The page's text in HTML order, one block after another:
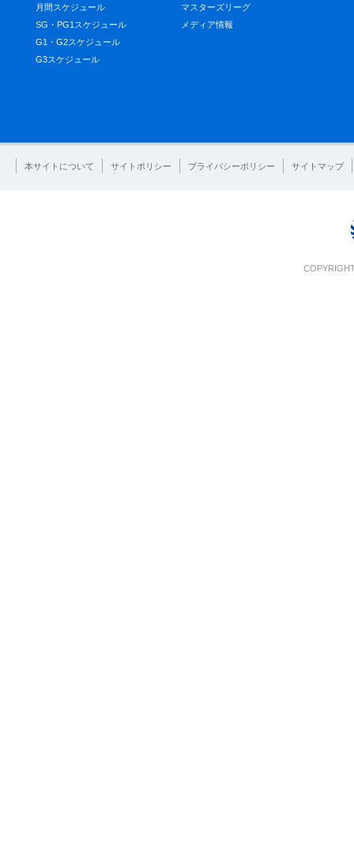
月間スケジュール
SG・PG1スケジュール
G1・G2スケジュール
G3スケジュール
マスターズリーグ
メディア情報
本サイトについて サイトポリシー プライバシーポリシー サイトマップ